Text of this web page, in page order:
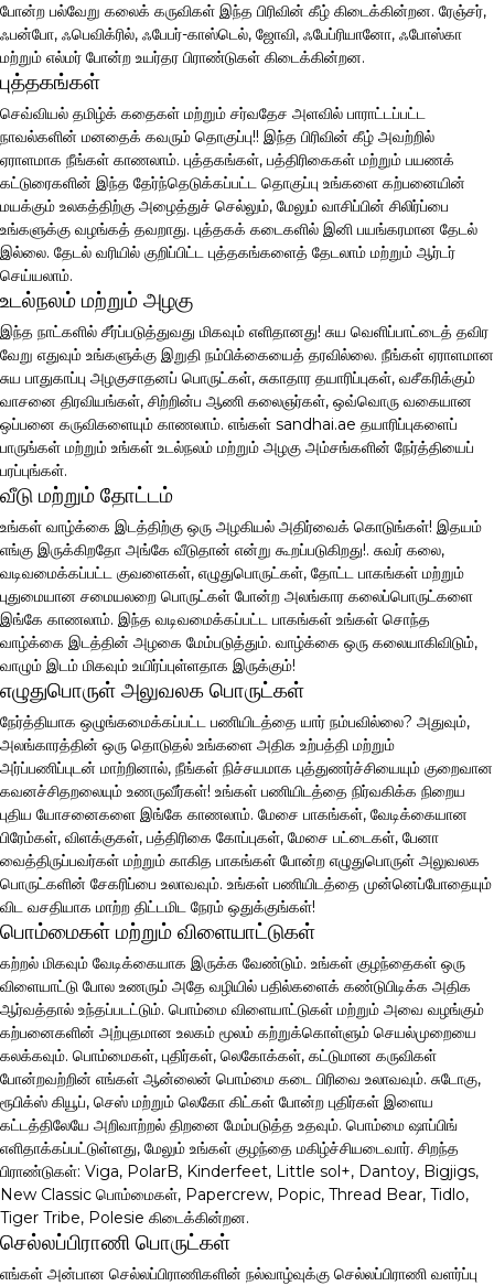
போன்ற பல்வேறு கலைக் கருவிகள் இந்த பிரிவின் கீழ் கிடைக்கின்றன. ரேஞ்சர்,
ஃபன்போ, ஃபெவிக்ரில், ஃபேபர்-காஸ்டெல், ஜோவி, ஃபேப்ரியானோ, ஃபோஸ்கா
மற்றும் எல்மர் போன்ற உயர்தர பிராண்டுகள் கிடைக்கின்றன.
புத்தகங்கள்
செவ்வியல் தமிழ்க் கதைகள் மற்றும் சர்வதேச அளவில் பாராட்டப்பட்ட
நாவல்களின் மனதைக் கவரும் தொகுப்பு!! இந்த பிரிவின் கீழ் அவற்றில்
ஏராளமாக நீங்கள் காணலாம். புத்தகங்கள், பத்திரிகைகள் மற்றும் பயணக்
கட்டுரைகளின் இந்த தேர்ந்தெடுக்கப்பட்ட தொகுப்பு உங்களை கற்பனையின்
மயக்கும் உலகத்திற்கு அழைத்துச் செல்லும், மேலும் வாசிப்பின் சிலிர்ப்பை
உங்களுக்கு வழங்கத் தவறாது. புத்தகக் கடைகளில் இனி பயங்கரமான தேடல்
இல்லை. தேடல் வரியில் குறிப்பிட்ட புத்தகங்களைத் தேடலாம் மற்றும் ஆர்டர்
செய்யலாம்.
உடல்நலம் மற்றும் அழகு
இந்த நாட்களில் சீர்ப்படுத்துவது மிகவும் எளிதானது! சுய வெளிப்பாட்டைத் தவிர
வேறு எதுவும் உங்களுக்கு இறுதி நம்பிக்கையைத் தரவில்லை. நீங்கள் ஏராளமான
சுய பாதுகாப்பு அழகுசாதனப் பொருட்கள், சுகாதார தயாரிப்புகள், வசீகரிக்கும்
வாசனை திரவியங்கள், சிற்றின்ப ஆணி கலைஞர்கள், ஒவ்வொரு வகையான
ஒப்பனை கருவிகளையும் காணலாம். எங்கள் sandhai.ae தயாரிப்புகளைப்
பாருங்கள் மற்றும் உங்கள் உடல்நலம் மற்றும் அழகு அம்சங்களின் நேர்த்தியைப்
பரப்புங்கள்.
வீடு மற்றும் தோட்டம்
உங்கள் வாழ்க்கை இடத்திற்கு ஒரு அழகியல் அதிர்வைக் கொடுங்கள்! இதயம்
எங்கு இருக்கிறதோ அங்கே வீடுதான் என்று கூறப்படுகிறது!. சுவர் கலை,
வடிவமைக்கப்பட்ட குவளைகள், எழுதுபொருட்கள், தோட்ட பாகங்கள் மற்றும்
புதுமையான சமையலறை பொருட்கள் போன்ற அலங்கார கலைப்பொருட்களை
இங்கே காணலாம். இந்த வடிவமைக்கப்பட்ட பாகங்கள் உங்கள் சொந்த
வாழ்க்கை இடத்தின் அழகை மேம்படுத்தும். வாழ்க்கை ஒரு கலையாகிவிடும்,
வாழும் இடம் மிகவும் உயிர்ப்புள்ளதாக இருக்கும்!
எழுதுபொருள் அலுவலக பொருட்கள்
நேர்த்தியாக ஒழுங்கமைக்கப்பட்ட பணியிடத்தை யார் நம்பவில்லை? அதுவும்,
அலங்காரத்தின் ஒரு தொடுதல் உங்களை அதிக உற்பத்தி மற்றும்
அர்ப்பணிப்புடன் மாற்றினால், நீங்கள் நிச்சயமாக புத்துணர்ச்சியையும் குறைவான
கவனச்சிதறலையும் உணருவீர்கள்! உங்கள் பணியிடத்தை நிர்வகிக்க நிறைய
புதிய யோசனைகளை இங்கே காணலாம். மேசை பாகங்கள், வேடிக்கையான
பிரேம்கள், விளக்குகள், பத்திரிகை கோப்புகள், மேசை பட்டைகள், பேனா
வைத்திருப்பவர்கள் மற்றும் காகித பாகங்கள் போன்ற எழுதுபொருள் அலுவலக
பொருட்களின் சேகரிப்பை உலாவவும். உங்கள் பணியிடத்தை முன்னெப்போதையும்
விட வசதியாக மாற்ற திட்டமிட நேரம் ஒதுக்குங்கள்!
பொம்மைகள் மற்றும் விளையாட்டுகள்
கற்றல் மிகவும் வேடிக்கையாக இருக்க வேண்டும். உங்கள் குழந்தைகள் ஒரு
விளையாட்டு போல உணரும் அதே வழியில் பதில்களைக் கண்டுபிடிக்க அதிக
ஆர்வத்தால் உந்தப்படட்டும். பொம்மை விளையாட்டுகள் மற்றும் அவை வழங்கும்
கற்பனைகளின் அற்புதமான உலகம் மூலம் கற்றுக்கொள்ளும் செயல்முறையை
கலக்கவும். பொம்மைகள், புதிர்கள், லெகோக்கள், கட்டுமான கருவிகள்
போன்றவற்றின் எங்கள் ஆன்லைன் பொம்மை கடை பிரிவை உலாவவும். சுடோகு,
ரூபிக்ஸ் கியூப், செஸ் மற்றும் லெகோ கிட்கள் போன்ற புதிர்கள் இளைய
கட்டத்திலேயே அறிவாற்றல் திறனை மேம்படுத்த உதவும். பொம்மை ஷாப்பிங்
எளிதாக்கப்பட்டுள்ளது, மேலும் உங்கள் குழந்தை மகிழ்ச்சியடைவார். சிறந்த
பிராண்டுகள்: Viga, PolarB, Kinderfeet, Little sol+, Dantoy, Bigjigs,
New Classic பொம்மைகள், Papercrew, Popic, Thread Bear, Tidlo,
Tiger Tribe, Polesie கிடைக்கின்றன.
செல்லப்பிராணி பொருட்கள்
எங்கள் அன்பான செல்லப்பிராணிகளின் நல்வாழ்வுக்கு செல்லப்பிராணி வளர்ப்பு